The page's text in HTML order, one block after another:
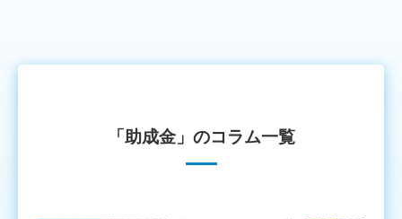
「助成金」のコラム⼀覧